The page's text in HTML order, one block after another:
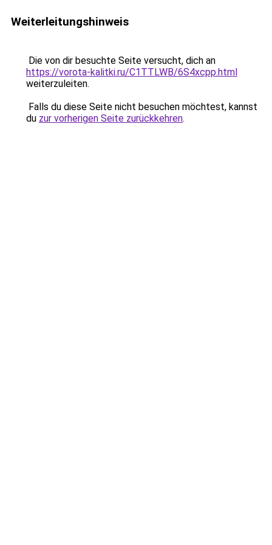
Weiterleitungshinweis
Die von dir besuchte Seite versucht, dich an
https://vorota-kalitki.ru/C1TTLWB/6S4xcpp.html
weiterzuleiten.
Falls du diese Seite nicht besuchen möchtest, kannst
du zur vorherigen Seite zurückkehren.